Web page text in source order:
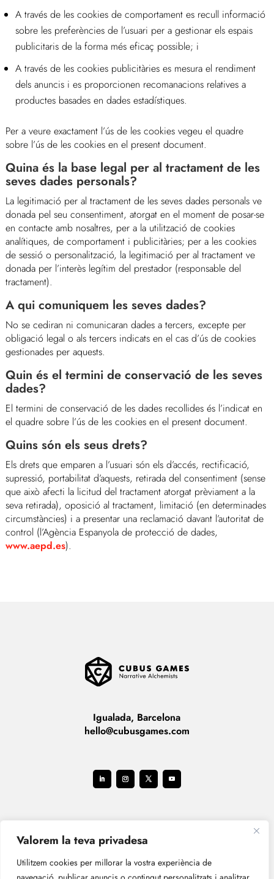
Valorem la teva privadesa
Utilitzem cookies per millorar la vostra experiència de
A través de les cookies de comportament es recull informació
sobre les preferències de l’usuari per a gestionar els espais
publicitaris de la forma més eficaç possible; i
A través de les cookies publicitàries es mesura el rendiment
dels anuncis i es proporcionen recomanacions relatives a
productes basades en dades estadístiques.
Per a veure exactament l’ús de les cookies vegeu el quadre
sobre l’ús de les cookies en el present document.
Quina és la base legal per al tractament de les
seves dades personals?
La legitimació per al tractament de les seves dades personals ve
donada pel seu consentiment, atorgat en el moment de posar-se
en contacte amb nosaltres, per a la utilització de cookies
analítiques, de comportament i publicitàries; per a les cookies
de sessió o personalització, la legitimació per al tractament ve
donada per l’interès legítim del prestador (responsable del
tractament).
A qui comuniquem les seves dades?
No se cediran ni comunicaran dades a tercers, excepte per
obligació legal o als tercers indicats en el cas d’ús de cookies
gestionades per aquests.
Quin és el termini de conservació de les seves
dades?
El termini de conservació de les dades recollides és l’indicat en
el quadre sobre l’ús de les cookies en el present document.
Quins són els seus drets?
Els drets que emparen a l’usuari són els d’accés, rectificació,
supressió, portabilitat d’aquests, retirada del consentiment (sense
que això afecti la licitud del tractament atorgat prèviament a la
seva retirada), oposició al tractament, limitació (en determinades
circumstàncies) i a presentar una reclamació davant l’autoritat de
control (l’Agència Espanyola de protecció de dades,
www.aepd.es).
Igualada, Barcelona
hello@cubusgames.com